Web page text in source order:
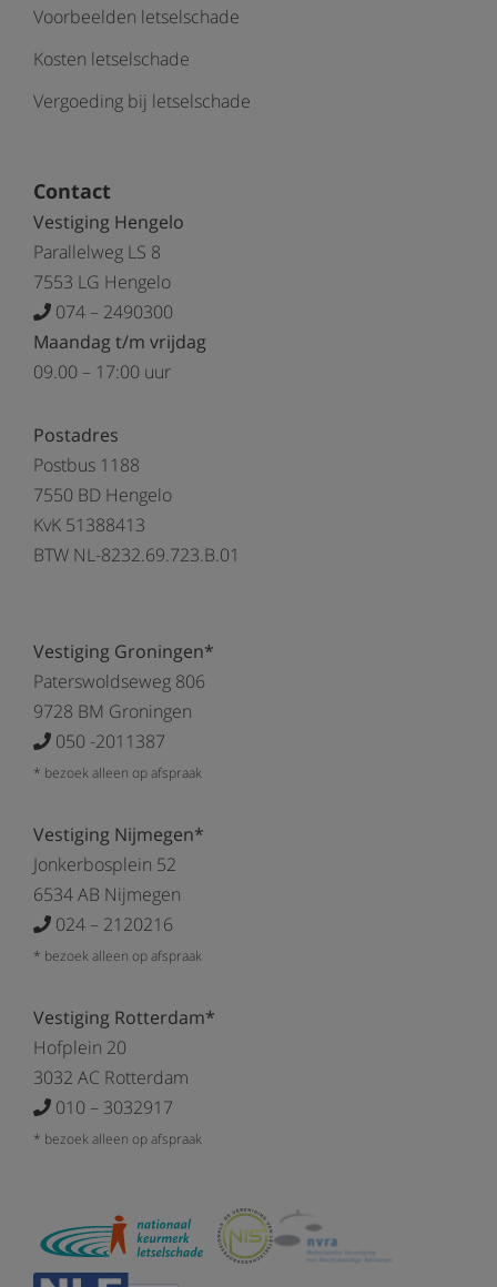
Voorbeelden letselschade
Kosten letselschade
Vergoeding bij letselschade
Contact
Vestiging Hengelo
Parallelweg LS 8
7553 LG Hengelo
074 – 2490300
Maandag t/m vrijdag
09.00 – 17:00 uur
Postadres
Postbus 1188
7550 BD Hengelo
KvK 51388413
BTW NL-8232.69.723.B.01
Vestiging Groningen*
Paterswoldseweg 806
9728 BM Groningen
050 -2011387
* bezoek alleen op afspraak
Vestiging Nijmegen*
Jonkerbosplein 52
6534 AB Nijmegen
024 – 2120216
* bezoek alleen op afspraak
Vestiging Rotterdam*
Hofplein 20
3032 AC Rotterdam
010 – 3032917
* bezoek alleen op afspraak